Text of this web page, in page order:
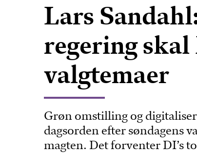
Lars
regering skal
valgtemaer
Grøn omstilling og
dagsorden efter søndagens
magten. Det forventer DI’s